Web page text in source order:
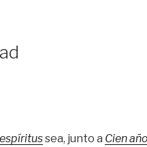
sea, junto a Cien